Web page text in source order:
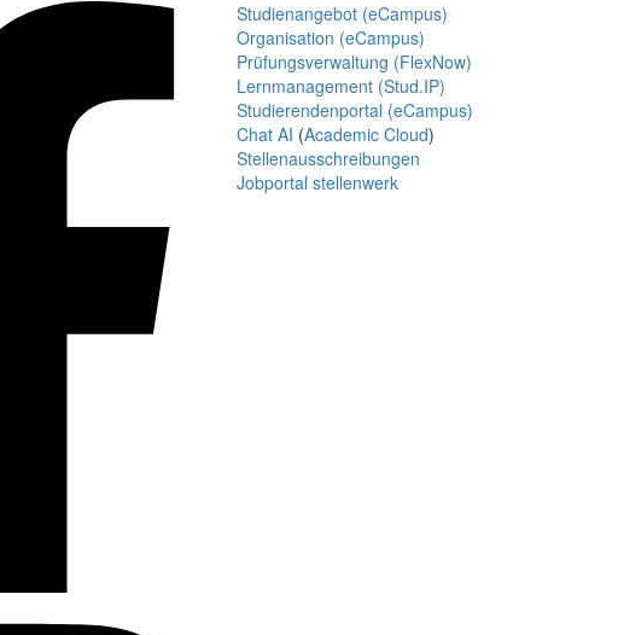
Studienangebot (eCampus)
Organisation (eCampus)
Prüfungsverwaltung (FlexNow)
Lernmanagement (Stud.IP)
Studierendenportal (eCampus)
Chat AI (Academic Cloud)
Stellenausschreibungen
Jobportal stellenwerk